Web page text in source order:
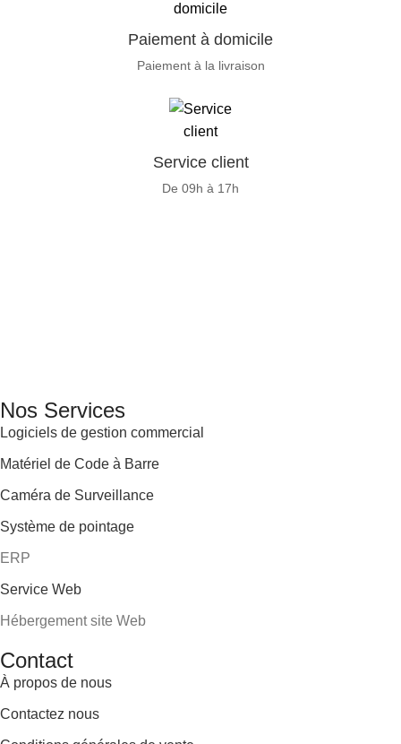
Paiement à domicile
Paiement à la livraison
Service client
De 09h à 17h
Nos Services
Logiciels de gestion commercial
Matériel de Code à Barre
Caméra de Surveillance
Système de pointage
ERP
Service Web
Hébergement site Web
Contact
À propos de nous
Contactez nous